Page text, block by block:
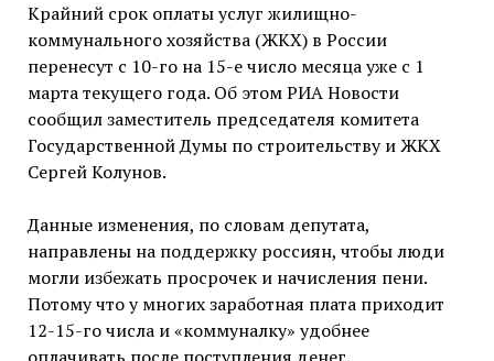
Крайний срок оплаты услуг жилищно-
коммунального хозяйства (ЖКХ) в России
перенесут с 10-го на 15-е число месяца уже с 1
марта текущего года. Об этом РИА Новости
сообщил заместитель председателя комитета
Государственной Думы по строительству и ЖКХ
Сергей Колунов.
Данные изменения, по словам депутата,
направлены на поддержку россиян, чтобы люди
могли избежать просрочек и начисления пени.
Потому что у многих заработная плата приходит
12-15-го числа и «коммуналку» удобнее